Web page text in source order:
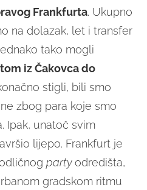
Frankfurta. Ukupno
na dolazak, let i transfer
tako mogli
iz Čakovca do
stigli, bili smo
zbog para koje smo
Ipak, unatoč svim
lijepo. Frankfurt je
partyodredišta,
gradskom ritmu